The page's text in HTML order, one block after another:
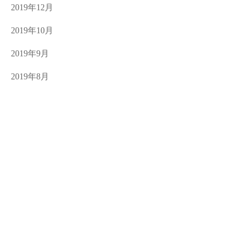
2019年12月
2019年10月
2019年9月
2019年8月